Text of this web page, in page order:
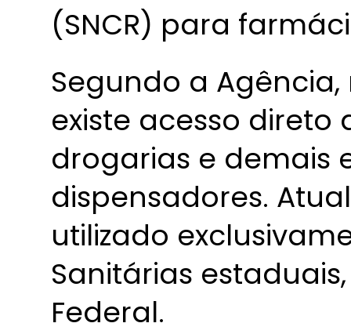
(SNCR) para
Segundo a
existe acesso direto
drogarias e demais
dispensadores.
utilizado
Sanitárias
Federal.